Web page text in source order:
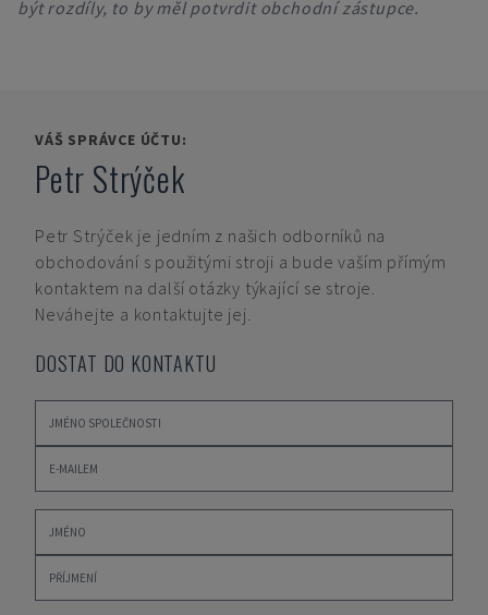
být rozdíly, to by měl potvrdit obchodní zástupce.
VÁŠ SPRÁVCE ÚČTU:
Petr Strýček
Petr Strýček je jedním z našich odborníků na
obchodování s použitými stroji a bude vaším přímým
kontaktem na další otázky týkající se stroje.
Neváhejte a kontaktujte jej.
DOSTAT DO KONTAKTU